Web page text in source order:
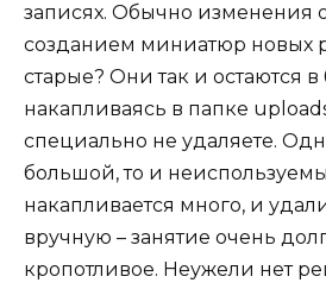
записях. Обычно изменения
созданием миниатюр новых
старые? Они так и остаются в
накапливаясь в папке
специально не удаляете.
большой, то и
накапливается много, и
вручную – занятие очень
кропотливое. Неужели нет